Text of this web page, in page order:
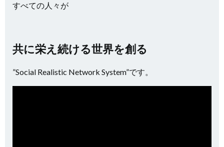
すべての人々が
共に栄え続ける世界を創る
”Social Realistic Network System”です。